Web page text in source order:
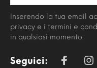
Inserendo la tua email
privacy e i termini e
in qualsiasi momento.
Seguici: